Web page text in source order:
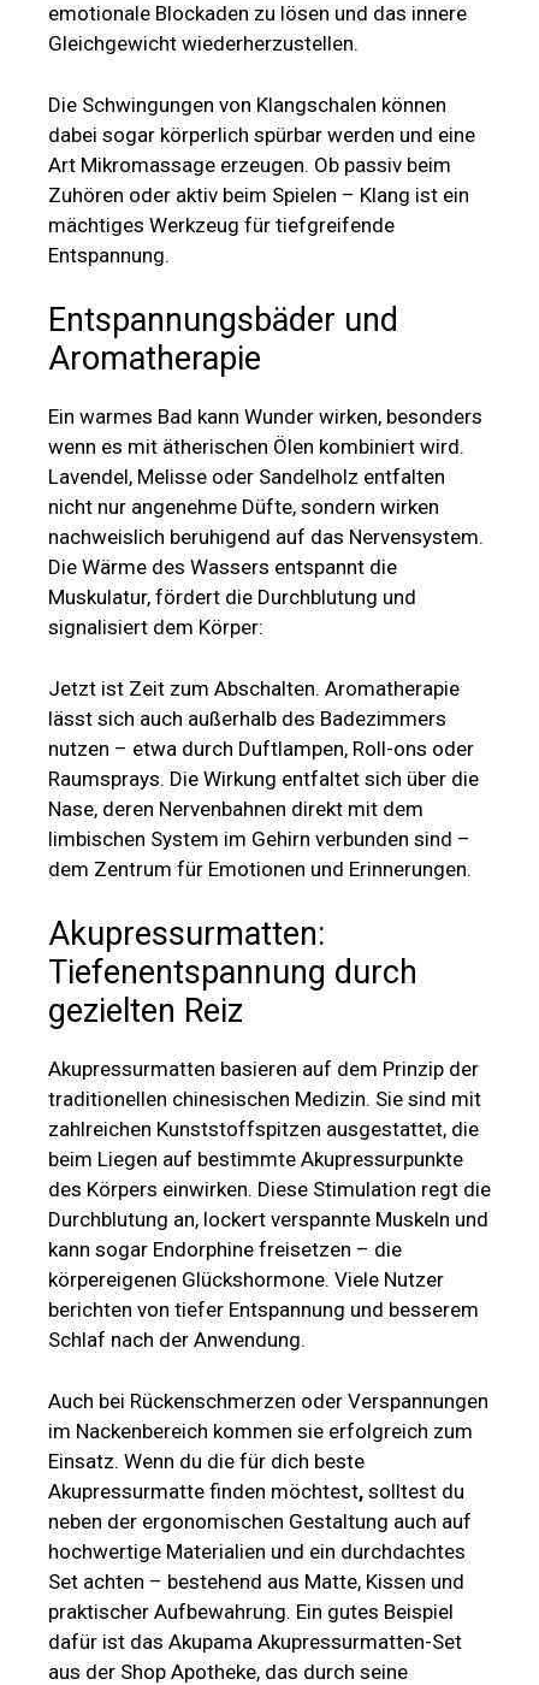
emotionale Blockaden zu lösen und das innere
Gleichgewicht wiederherzustellen.
Die Schwingungen von Klangschalen können
dabei sogar körperlich spürbar werden und eine
Art Mikromassage erzeugen. Ob passiv beim
Zuhören oder aktiv beim Spielen – Klang ist ein
mächtiges Werkzeug für tiefgreifende
Entspannung.
Entspannungsbäder und
Aromatherapie
Ein warmes Bad kann Wunder wirken, besonders
wenn es mit ätherischen Ölen kombiniert wird.
Lavendel, Melisse oder Sandelholz entfalten
nicht nur angenehme Düfte, sondern wirken
nachweislich beruhigend auf das Nervensystem.
Die Wärme des Wassers entspannt die
Muskulatur, fördert die Durchblutung und
signalisiert dem Körper:
Jetzt ist Zeit zum Abschalten. Aromatherapie
lässt sich auch außerhalb des Badezimmers
nutzen – etwa durch Duftlampen, Roll-ons oder
Raumsprays. Die Wirkung entfaltet sich über die
Nase, deren Nervenbahnen direkt mit dem
limbischen System im Gehirn verbunden sind –
dem Zentrum für Emotionen und Erinnerungen.
Akupressurmatten:
Tiefenentspannung durch
gezielten Reiz
Akupressurmatten basieren auf dem Prinzip der
traditionellen chinesischen Medizin. Sie sind mit
zahlreichen Kunststoffspitzen ausgestattet, die
beim Liegen auf bestimmte Akupressurpunkte
des Körpers einwirken. Diese Stimulation regt die
Durchblutung an, lockert verspannte Muskeln und
kann sogar Endorphine freisetzen – die
körpereigenen Glückshormone. Viele Nutzer
berichten von tiefer Entspannung und besserem
Schlaf nach der Anwendung.
Auch bei Rückenschmerzen oder Verspannungen
im Nackenbereich kommen sie erfolgreich zum
Einsatz. Wenn du die für dich beste
Akupressurmatte finden möchtest, solltest du
neben der ergonomischen Gestaltung auch auf
hochwertige Materialien und ein durchdachtes
Set achten – bestehend aus Matte, Kissen und
praktischer Aufbewahrung. Ein gutes Beispiel
dafür ist das Akupama Akupressurmatten-Set
aus der Shop Apotheke, das durch seine